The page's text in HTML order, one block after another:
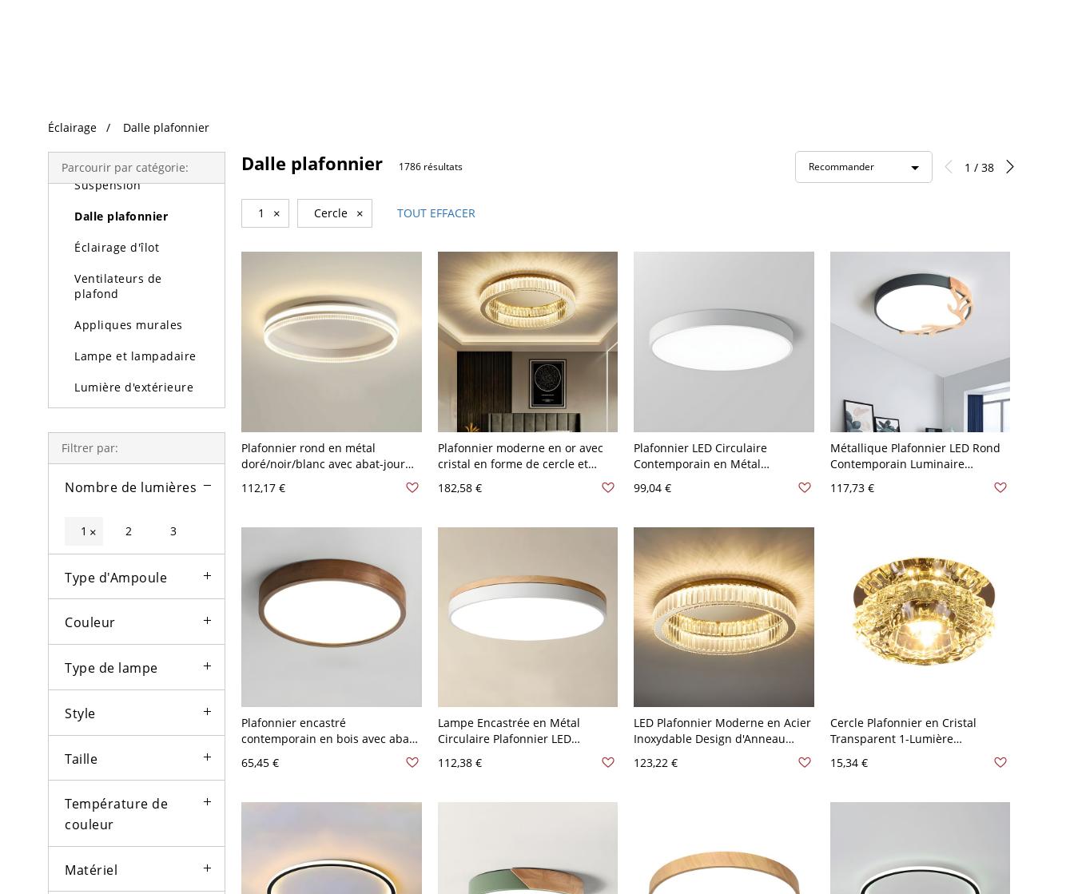
Éclairage Dalle plafonnier
Parcourir par catégorie:
Éclairage
Lustres
Suspension
Dalle plafonnier
Éclairage d'îlot
Ventilateurs de
plafond
Appliques murales
Lampe et lampadaire
Lumière d'extérieure
Filtrer par:
Nombre de lumières
1 × 2 3
Type d'Ampoule
Couleur
Type de lampe
Style
Taille
Température de
couleur
Matériel
Dalle plafonnier 1786 résultats Recommander 1 / 38
1 × Cercle × TOUT EFFACER
Plafonnier rond en métal
doré/noir/blanc avec abat-jour
en acrylique - Blanc 110 V-120 V
Gradation à trois niveaux
112,17 €
Plafonnier moderne en or avec
cristal en forme de cercle et
abat-jour en verre clair - 110 V-
120 V 59,69 cm
182,58 €
Plafonnier LED Circulaire
Contemporain en Métal
Chambre - Blanc 110 V-120 V
99,04 €
Métallique Plafonnier LED Rond
Contemporain Luminaire
Encastré avec Design de Ramure
en Bois - Gris 110 V-120 V 30,48
117,73 €
Plafonnier encastré
contemporain en bois avec abat-
jour en acrylique LED - Couleur
de Noyer 110 V-120 V 22,86 cm
65,45 €
Lampe Encastrée en Métal
Circulaire Plafonnier LED
Nordique Macaron pour Salon -
Blanc 110 V-120 V 30,48 cm Blanc
112,38 €
LED Plafonnier Moderne en Acier
Inoxydable Design d'Anneau
Luminaire Encastré en Or Décor
en Cristal - Or 110 V-120 V 40,64
123,22 €
Cercle Plafonnier en Cristal
Transparent 1-Lumière
Luminaire Encastré pour Salon -
Transparent 110 V-120 V Blanc
15,34 €